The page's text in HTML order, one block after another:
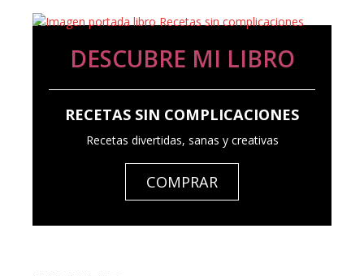
DESCUBRE MI LIBRO
RECETAS SIN COMPLICACIONES
Recetas divertidas, sanas y creativas
COMPRAR